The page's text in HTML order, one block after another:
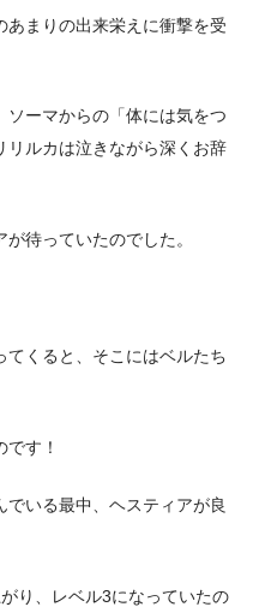
あまりの出来栄えに衝撃を受
ソーマからの「体には気をつ
リルカは泣きながら深くお辞
待っていたのでした。
てくると、そこにはベルたち
す！
いる最中、ヘスティアが良
り、レベル3になっていたの